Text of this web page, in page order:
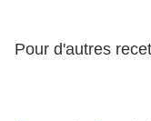
Pour d'autres